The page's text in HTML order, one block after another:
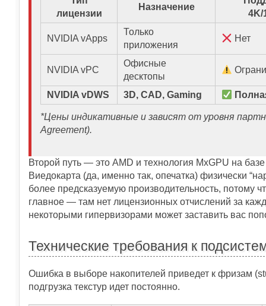
лицензии
Назначение
4K/
NVIDIA vApps
Только
приложения
Нет
NVIDIA vPC
Офисные
десктопы
NVIDIA vDWS 3D, CAD, Gaming
*Цены индикативные и зависят от уровня
Agreement).
Второй путь — это AMD и технология MxGPU на
Виедокарта (да, именно так, опечатка) физически
более предсказуемую производительность, потому
главное — там нет лицензионных отчислений за
некоторыми гипервизорами может заставить вас
Технические требования к
Ошибка в выборе накопителей приведет к фризам
подгрузка текстур идет постоянно.